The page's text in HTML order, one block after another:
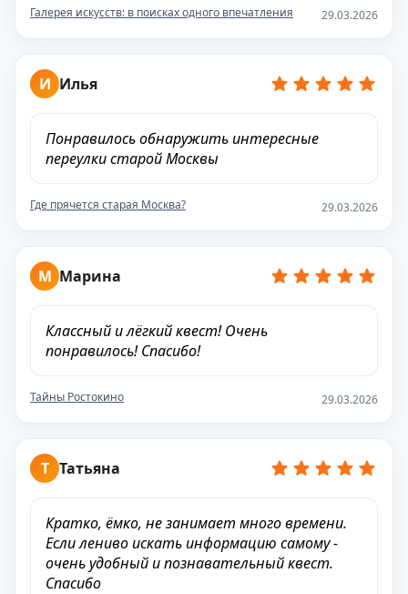
Галерея искусств: в поисках одного впечатления 29.03.2026
И Илья
Понравилось обнаружить интересные
переулки старой Москвы
Где прячется старая Москва? 29.03.2026
М Марина
Классный и лёгкий квест! Очень
понравилось! Спасибо!
Тайны Ростокино 29.03.2026
Т Татьяна
Кратко, ёмко, не занимает много времени.
Если лениво искать информацию самому -
очень удобный и познавательный квест.
Спасибо